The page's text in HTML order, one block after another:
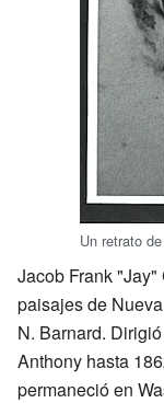
Un retrato
Jacob Frank
paisajes de
N. Barnard.
Anthony hasta
permaneció en